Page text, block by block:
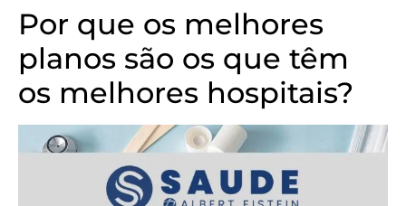
Por que os melhores
planos são os que têm
os melhores hospitais?